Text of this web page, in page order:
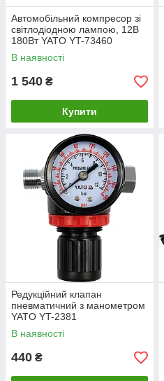
Автомобільний компресор зі
світлодіодною лампою, 12В
180Вт YATO YT-73460
В наявності
1 540 ₴
Купити
Редукційний клапан
пневматичний з манометром
YATO YT-2381
В наявності
440 ₴